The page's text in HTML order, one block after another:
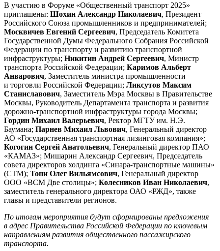
В участию в Форуме «Общественный транспорт 2025»
приглашены: Шохин Александр Николаевич, Президент
Российского Союза промышленников и предпринимателей;
Москвичев Евгений Сергеевич, Председатель Комитета
Государственной Думы Федерального Собрания Российской
Федерации по транспорту и развитию транспортной
инфраструктуры; Никитин Андрей Сергеевич, Министр
транспорта Российской Федерации; Каримов Альберт
Анварович, Заместитель министра промышленности
и торговли Российской Федерации; Ликсутов Максим
Станиславович, Заместитель Мэра Москвы в Правительстве
Москвы, Руководитель Департамента транспорта и развития
дорожно-транспортной инфраструктуры города Москвы;
Гордин Михаил Валерьевич, Ректор МГТУ им. Н.Э.
Баумана; Парнев Михаил Львович, Генеральный директор
АО «Государственная транспортная лизинговая компания»;
Когогин Сергей Анатольевич, Генеральный директор ПАО
«КАМАЗ»; Мишарин Александр Сергеевич, Председатель
совета директоров холдинга «Синара-транспортные машины»
(СТМ); Тони Олег Вильямсович, Генеральный директор
ООО «ВСМ Две столицы»; Колесников Иван Николаевич,
заместитель генерального директора ОАО «РЖД», также
главы и представители регионов.
По итогам мероприятия будут сформированы предложения
в адрес Правительства Российской Федерации по ключевым
направлениям развития общественного пассажирского
транспорта.